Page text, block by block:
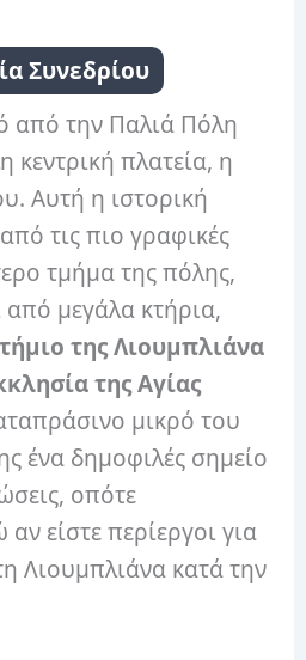
Συνεδρίου
από την Παλιά Πόλη
κεντρική πλατεία, η
Αυτή η ιστορική
τις πιο γραφικές
τμήμα της πόλης,
μεγάλα κτήρια,
της Λιουμπλιάνα
της Αγίας
μικρό του
ένα δημοφιλές σημείο
οπότε
αν είστε περίεργοι για
Λιουμπλιάνα κατά την